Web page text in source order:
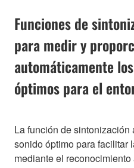
Funciones de
para medir y
automáticamente
óptimos para el
La función de sintonización
sonido óptimo para facilitar
mediante el